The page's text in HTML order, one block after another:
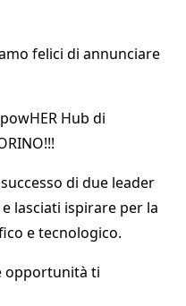
felici di annunciare
Hub di
di due leader
lasciati ispirare per la
e tecnologico.
opportunità ti